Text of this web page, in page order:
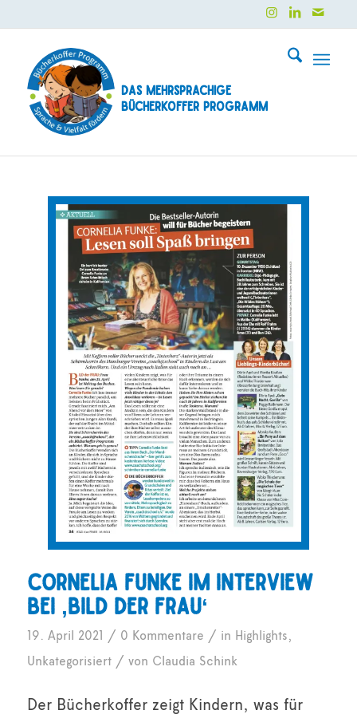
Das mehrsprachige
Bücherkoffer Programm
Cornelia Funke im Interview
bei ‚Bild der Frau‘
19. April 2021 / 0 Kommentare / in Highlights,
Unkategorisiert / von Claudia Schink
Der Bücherkoffer zeigt Kindern, was für